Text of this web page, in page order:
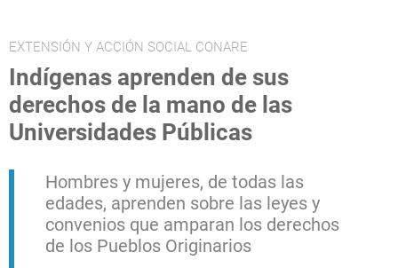
EXTENSIÓN Y ACCIÓN SOCIAL CONARE
Indígenas aprenden de sus
derechos de la mano de las
Universidades Públicas
Hombres y mujeres, de todas las
edades, aprenden sobre las leyes y
convenios que amparan los derechos
de los Pueblos Originarios